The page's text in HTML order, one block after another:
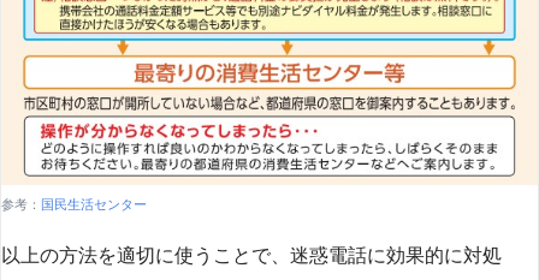
参考： 国民生活センター
以上の方法を適切に使うことで、迷惑電話に効果的に対処